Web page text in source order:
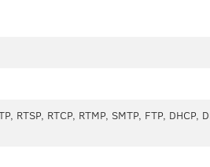
RTSP, RTCP, RTMP, SMTP, FTP, DHCP,